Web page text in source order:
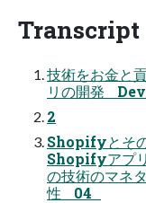
Transcript
技術をお金と
リの開発
2
Shopifyとそ
Shopifyアプ
の技術のマネ
性 04